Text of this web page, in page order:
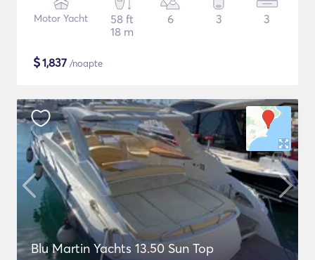
Motor Yacht
58 ft
18 m
6 3 3
$1,837 /noapte
Blu Martin Yachts 13.50 Sun Top